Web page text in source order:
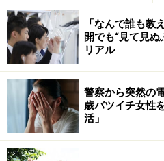
量が少ないものだと母はいつ
う。それが母の好物であって
度が気持ち悪くて、ひとつし
いじゃん、どうしてなんで
ら』って譲ろうとするのよ
ってもらっているから』と」
この一言で、エミさんはキレ
「なんで誰も教
開でも“見て見
リアル
警察から突然の
歳バツイチ女性
活」